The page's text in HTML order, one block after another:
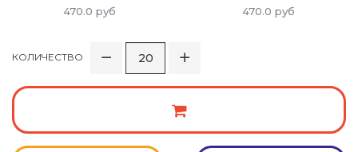
470.0 руб 470.0 руб
КОЛИЧЕСТВО